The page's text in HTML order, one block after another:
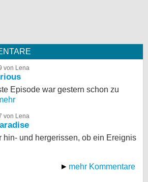
von Lena
Episode war gestern schon zu
von Lena
hin- und hergerissen, ob ein Ereignis
mehr Kommentare